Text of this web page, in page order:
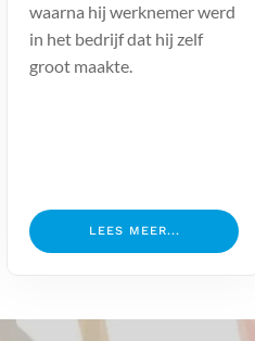
waarna hij werknemer werd
in het bedrijf dat hij zelf
groot maakte.
LEES MEER...